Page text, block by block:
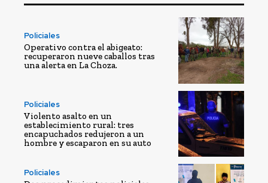
Policiales
Operativo contra el abigeato:
recuperaron nueve caballos tras
una alerta en La Choza.
Policiales
Violento asalto en un
establecimiento rural: tres
encapuchados redujeron a un
hombre y escaparon en su auto
Policiales